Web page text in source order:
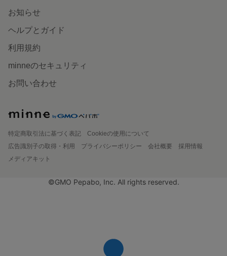
お知らせ
ヘルプとガイド
利用規約
minneのセキュリティ
お問い合わせ
特定商取引法に基づく表記
Cookieの使用について
広告識別子の取得・利用
プライバシーポリシー 会社概要
採用情報
メディアキット
©GMO Pepabo, Inc. All rights reserved.